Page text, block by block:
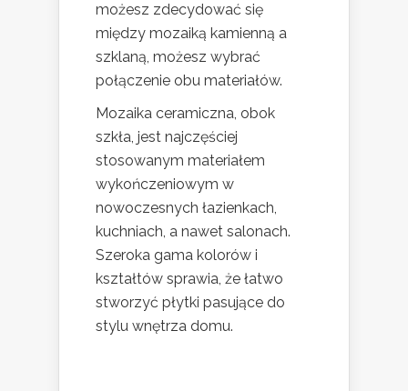
możesz zdecydować się
między mozaiką kamienną a
szklaną, możesz wybrać
połączenie obu materiałów.
Mozaika ceramiczna, obok
szkła, jest najczęściej
stosowanym materiałem
wykończeniowym w
nowoczesnych łazienkach,
kuchniach, a nawet salonach.
Szeroka gama kolorów i
kształtów sprawia, że łatwo
stworzyć płytki pasujące do
stylu wnętrza domu.